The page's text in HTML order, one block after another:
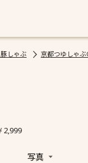
しゃぶ 京都つゆしゃぶ
2,999
写真